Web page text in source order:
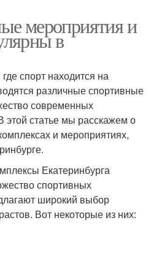
мероприятия и
в
спорт находится на
различные спортивные
современных
этой статье мы расскажем о
и мероприятиях,
Екатеринбурга
спортивных
широкий выбор
Вот некоторые из них: